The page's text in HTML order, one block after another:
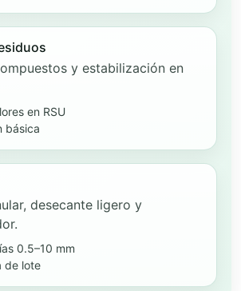
y estabilización en
en RSU
básica
desecante ligero y
0.5–10 mm
de lote